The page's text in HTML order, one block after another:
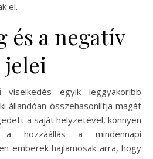
el.
és a negatív
jelei
egyik leggyakoribb
állandóan összehasonlítja magát
a saját helyzetével, könnyen
a hozzáállás a mindennapi
emberek hajlamosak arra, hogy